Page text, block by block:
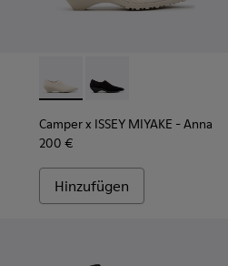
Ledersneaker für
004
Camper x ISSEY MIYAKE -
Camper x ISSEY
Camper x ISSEY MIYAKE - Anna
200 €
Hinzufügen